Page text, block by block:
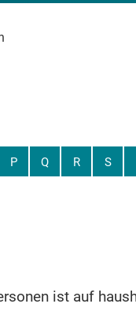
P Q R S
ist auf